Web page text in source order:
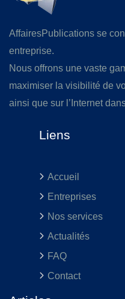
AffairesPublications se
entreprise.
Nous offrons une vaste
maximiser la visibilité de
ainsi que sur l’Internet
Liens
Accueil
Entreprises
Nos services
Actualités
FAQ
Contact